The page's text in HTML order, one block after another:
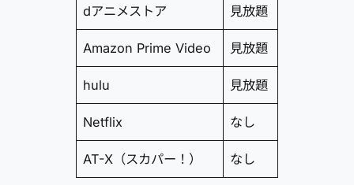
dアニメストア 見放題
Amazon Prime Video 見放題
hulu 見放題
Netflix なし
AT-X（スカパー！） なし